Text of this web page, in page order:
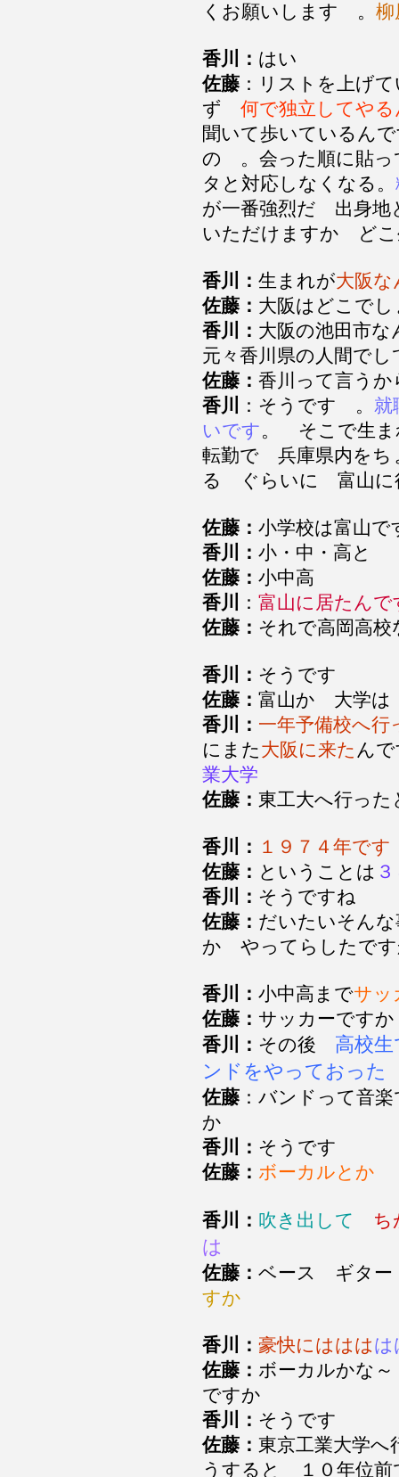
くお願いします 。
香川： はい
佐藤 ：リストを上げ
ず 何で独立してや
聞いて歩いているん
の 。会った順に貼
タと対応しなくなる。
が一番強烈だ 出身地
いただけますか どこ
香川： 生まれが大阪な
佐藤： 大阪はどこで
香川： 大阪の池田市
元々香川県の人間で
佐藤： 香川って言う
香川
：そうです 。 就
いです。 そこで生
転勤で 兵庫県内をち
る ぐらいに 富山
佐藤： 小学校は富山で
香川： 小・中・高と
佐藤： 小中高
香川
： 富山に居たんで
佐藤： それで高岡高
香川： そうです
佐藤： 富山か 大学
香川： 一年予備校へ行
にまた大阪に来た ん
業大学
佐藤： 東工大へ行っ
香川： １９７４年です
佐藤： ということは
香川： そうですね
佐藤： だいたいそん
か やってらしたで
香川： 小中高までサッ
佐藤： サッカーです
香川： その後 高校
ンドをやっておった
佐藤 ：バンドって音
か
香川： そうです
佐藤： ボーカルとか
香川： 吹き出して ち
は
佐藤： ベース ギタ
すか
香川： 豪快にはははは
佐藤： ボーカルかな
ですか
香川： そうです
佐藤： 東京工業大学
うすると １０年位前